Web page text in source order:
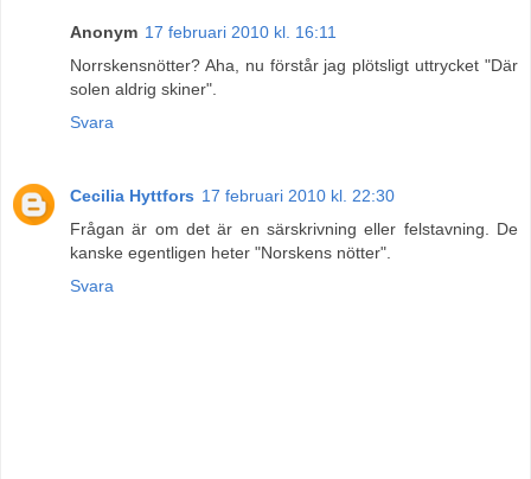
Anonym 17 februari 2010 kl. 16:11
Norrskensnötter? Aha, nu förstår jag plötsligt uttrycket "Där
solen aldrig skiner".
Svara
Cecilia Hyttfors 17 februari 2010 kl. 22:30
Frågan är om det är en särskrivning eller felstavning. De
kanske egentligen heter "Norskens nötter".
Svara